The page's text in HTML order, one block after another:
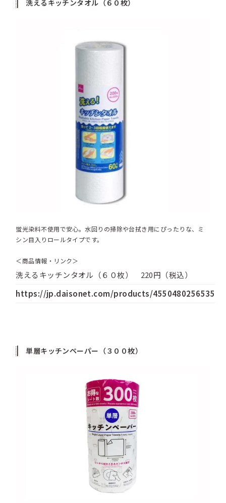
洗えるキッチンタオル（６０枚）
蛍光染料不使用で安心。水回りの掃除や台拭き用にぴったりな、ミ
シン目入りロールタイプです。
＜商品情報・リンク＞
洗えるキッチンタオル（６０枚） 220円（税込）
https://jp.daisonet.com/products/4550480256535
単層キッチンペーパー（３００枚）